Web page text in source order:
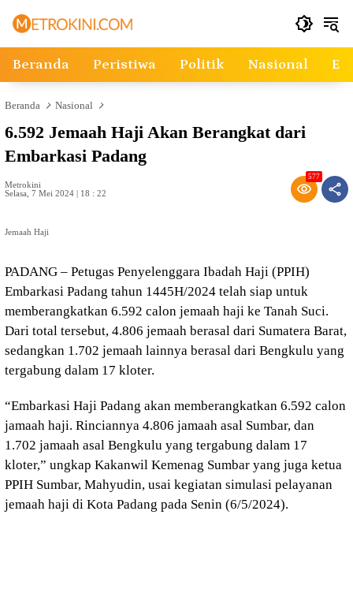
Beranda Peristiwa Politik Nasional
Beranda Nasional
6.592 Jemaah Haji Akan Berangkat dari
Embarkasi Padang
Metrokini
Selasa, 7 Mei 2024 | 18 : 22
577
Jemaah Haji
PADANG – Petugas Penyelenggara Ibadah Haji (PPIH)
Embarkasi Padang tahun 1445H/2024 telah siap untuk
memberangkatkan 6.592 calon jemaah haji ke Tanah Suci.
Dari total tersebut, 4.806 jemaah berasal dari Sumatera Barat,
sedangkan 1.702 jemaah lainnya berasal dari Bengkulu yang
tergabung dalam 17 kloter.
“Embarkasi Haji Padang akan memberangkatkan 6.592 calon
jamaah haji. Rinciannya 4.806 jamaah asal Sumbar, dan
1.702 jamaah asal Bengkulu yang tergabung dalam 17
kloter,” ungkap Kakanwil Kemenag Sumbar yang juga ketua
PPIH Sumbar, Mahyudin, usai kegiatan simulasi pelayanan
jemaah haji di Kota Padang pada Senin (6/5/2024).